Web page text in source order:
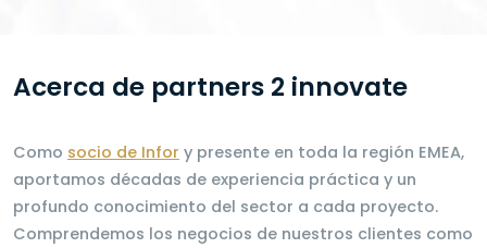
Acerca de partners 2 innovate
Como socio de Infor y presente en toda la región EMEA,
aportamos décadas de experiencia práctica y un
profundo conocimiento del sector a cada proyecto.
Comprendemos los negocios de nuestros clientes como